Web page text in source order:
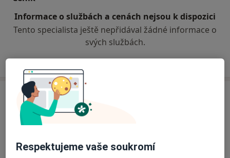
Informace o službách a cenách nejsou k dispozici
Tento specialista ještě nepřidával žádné informace o
svých službách.
Adresa
Ordinace
Respektujeme vaše soukromí